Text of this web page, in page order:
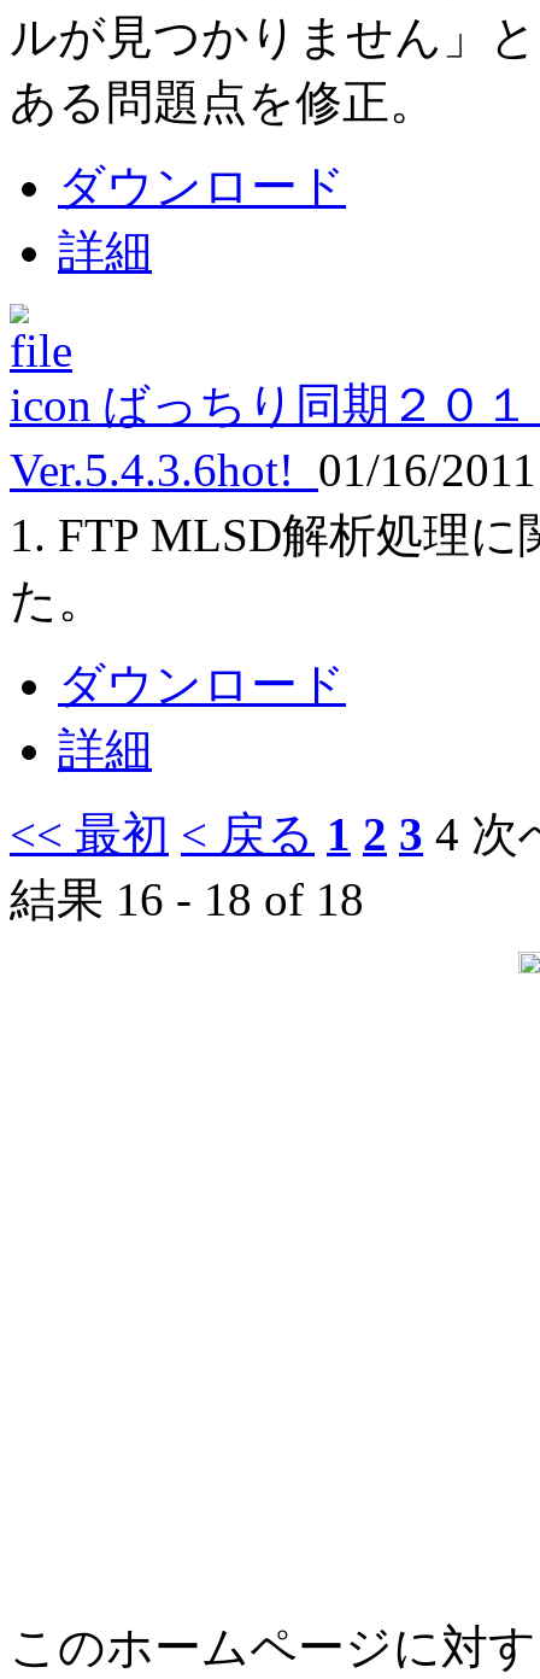
ルが見つかりません」
ある問題点を修正。
ダウンロード
詳細
ばっちり同期２０
Ver.5.4.3.6hot! 01/16/
1. FTP MLSD解析処理
た。
ダウンロード
詳細
<< 最初 < 戻る 1 2 3 4 次
結果 16 - 18 of 18
このホームページに対